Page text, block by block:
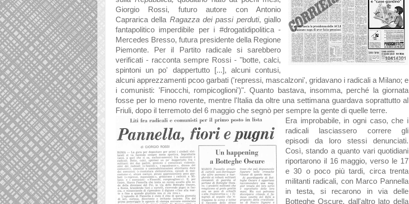
Giorgio Rossi, futuro autore con Antonio
Caprarica della Ragazza dei passi perduti, giallo
fantapolitico imperdibile per i #drogatidipolitica -
Mercedes Bresso, futura presidente della Regione
Piemonte. Per il Partito radicale si sarebbero
verificati - racconta sempre Rossi - "botte, calci,
spintoni un po' dappertutto [...], alcuni contusi,
alcuni apprezzamenti pcoo garbati ('repressi, mascalzoni', gridavano i radicali a Milano; e
i comunisti: 'Finocchi, rompicoglioni')". Quanto bastava, insomma, perché la giornata
fosse per lo meno rovente, mentre l'Italia da oltre una settimana guardava soprattutto al
Friuli, dopo il terremoto del 6 maggio che segnò per sempre la gente di quelle terre.
Era improbabile, in ogni caso, che i
radicali lasciassero correre gli
episodi da loro stessi denunciati.
Così, stando a quanto vari quotidiani
riportarono il 16 maggio, verso le 17
e 30 o poco più tardi, circa trenta
militanti radicali, con Marco Pannella
in testa, si recarono in via delle
Botteghe Oscure, dall'altro lato della